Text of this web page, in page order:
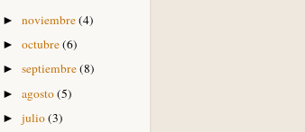
►noviembre(4)
►octubre(6)
►septiembre(8)
►agosto(5)
►julio(3)